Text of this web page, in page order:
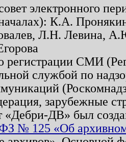
электронного
К.А.
Л.Н. Левина,
регистрации СМИ
службой по
зарубежные
«Дебри-ДВ» был
№ 125 «Об